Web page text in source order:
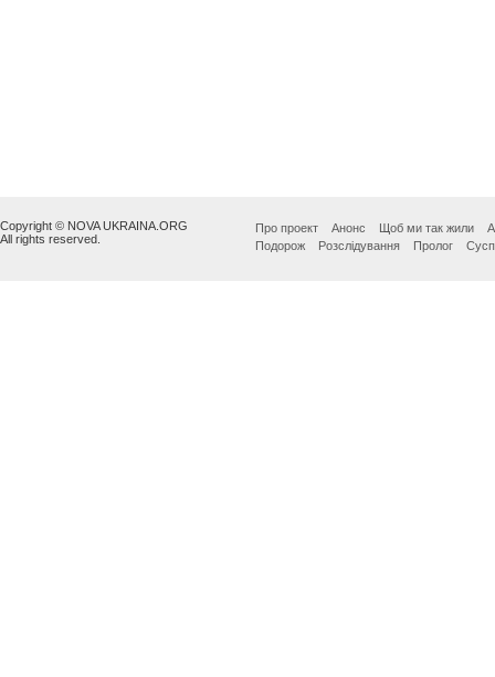
Copyright © NOVA UKRAINA.ORG
All rights reserved.
Про проект Анонс Щоб ми так жили
Подорож
Розслідування Пролог